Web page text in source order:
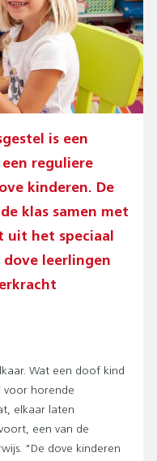
is een
reguliere
kinderen. De
klas samen met
uit het speciaal
leerlingen
Wat een doof kind
voor horende
elkaar laten
een van de
"De dove kinderen